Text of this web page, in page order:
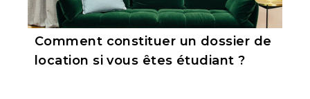
Comment constituer un dossier de
location si vous êtes étudiant ?